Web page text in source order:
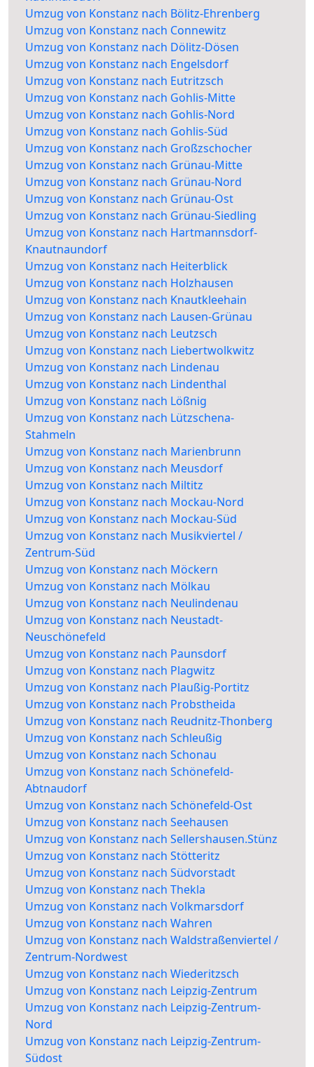
Umzug von Konstanz nach Bölitz-Ehrenberg
Umzug von Konstanz nach Connewitz
Umzug von Konstanz nach Dölitz-Dösen
Umzug von Konstanz nach Engelsdorf
Umzug von Konstanz nach Eutritzsch
Umzug von Konstanz nach Gohlis-Mitte
Umzug von Konstanz nach Gohlis-Nord
Umzug von Konstanz nach Gohlis-Süd
Umzug von Konstanz nach Großzschocher
Umzug von Konstanz nach Grünau-Mitte
Umzug von Konstanz nach Grünau-Nord
Umzug von Konstanz nach Grünau-Ost
Umzug von Konstanz nach Grünau-Siedling
Umzug von Konstanz nach Hartmannsdorf-
Knautnaundorf
Umzug von Konstanz nach Heiterblick
Umzug von Konstanz nach Holzhausen
Umzug von Konstanz nach Knautkleehain
Umzug von Konstanz nach Lausen-Grünau
Umzug von Konstanz nach Leutzsch
Umzug von Konstanz nach Liebertwolkwitz
Umzug von Konstanz nach Lindenau
Umzug von Konstanz nach Lindenthal
Umzug von Konstanz nach Lößnig
Umzug von Konstanz nach Lützschena-
Stahmeln
Umzug von Konstanz nach Marienbrunn
Umzug von Konstanz nach Meusdorf
Umzug von Konstanz nach Miltitz
Umzug von Konstanz nach Mockau-Nord
Umzug von Konstanz nach Mockau-Süd
Umzug von Konstanz nach Musikviertel /
Zentrum-Süd
Umzug von Konstanz nach Möckern
Umzug von Konstanz nach Mölkau
Umzug von Konstanz nach Neulindenau
Umzug von Konstanz nach Neustadt-
Neuschönefeld
Umzug von Konstanz nach Paunsdorf
Umzug von Konstanz nach Plagwitz
Umzug von Konstanz nach Plaußig-Portitz
Umzug von Konstanz nach Probstheida
Umzug von Konstanz nach Reudnitz-Thonberg
Umzug von Konstanz nach Schleußig
Umzug von Konstanz nach Schonau
Umzug von Konstanz nach Schönefeld-
Abtnaudorf
Umzug von Konstanz nach Schönefeld-Ost
Umzug von Konstanz nach Seehausen
Umzug von Konstanz nach Sellershausen.Stünz
Umzug von Konstanz nach Stötteritz
Umzug von Konstanz nach Südvorstadt
Umzug von Konstanz nach Thekla
Umzug von Konstanz nach Volkmarsdorf
Umzug von Konstanz nach Wahren
Umzug von Konstanz nach Waldstraßenviertel /
Zentrum-Nordwest
Umzug von Konstanz nach Wiederitzsch
Umzug von Konstanz nach Leipzig-Zentrum
Umzug von Konstanz nach Leipzig-Zentrum-
Nord
Umzug von Konstanz nach Leipzig-Zentrum-
Südost